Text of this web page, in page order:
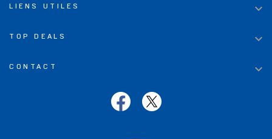
LIENS UTILES 
TOP DEALS 
CONTACT 